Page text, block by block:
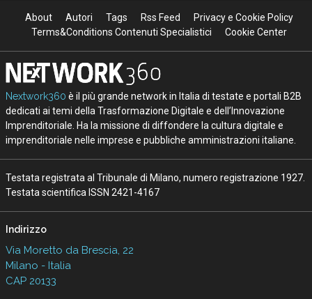
About Autori Tags Rss Feed
Privacy e Cookie Policy
Terms&Conditions Contenuti Specialistici
Cookie Center
Nextwork360 è il più grande network in Italia di testate e portali B2B
dedicati ai temi della Trasformazione Digitale e dell’Innovazione
Imprenditoriale. Ha la missione di diffondere la cultura digitale e
imprenditoriale nelle imprese e pubbliche amministrazioni italiane.
Testata registrata al Tribunale di Milano, numero registrazione 1927.
Testata scientifica ISSN 2421-4167
Indirizzo
Via Moretto da Brescia, 22
Milano - Italia
CAP 20133